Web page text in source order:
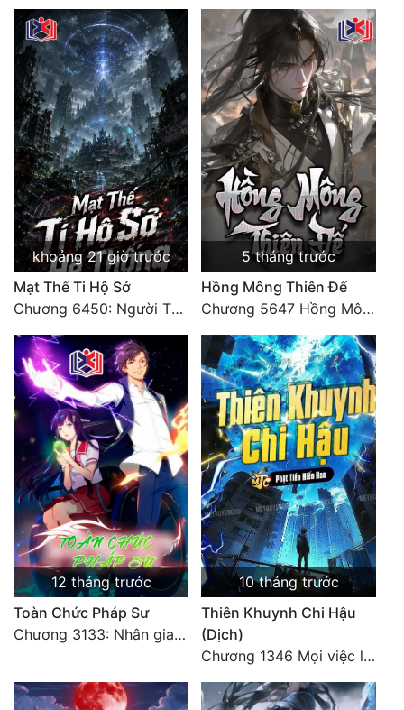
Đẹp Hiệp
Tính Cách Nhân Vật :
Cơ Trí
Sát Phạt Quyết Đoán
Vô Sỉ
Điềm Đạm
khoảng 21 giờ trước
Mạt Thế Ti Hộ Sở
Chương 6450: Người Thái Diễn Sơn Tuyệt Không Khuất Phục
5 tháng trước
Hồng Mông Thiên Đế
Chương 5647 Hồng Mông Thiên Đế (HẾT)
12 tháng trước
Toàn Chức Pháp Sư
Chương 3133: Nhân gian, không thể trêu vào
10 tháng trước
Thiên Khuynh Chi Hậu
(Dịch)
Chương 1346 Mọi việc lấy tất - Đại Kết Cục (2)